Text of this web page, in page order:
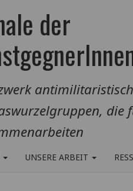
der
die
UNSERE ARBEIT